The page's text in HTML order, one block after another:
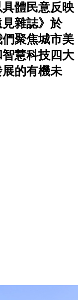
體民意反映
雜誌》於
聚焦城市美
慧科技四大
的有機未